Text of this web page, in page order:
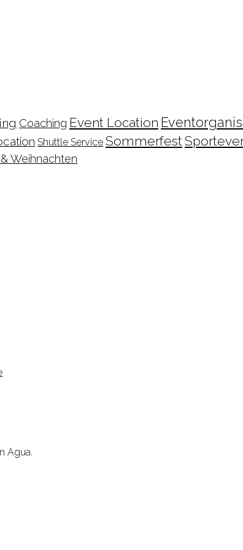
Coaching Event Location
Shuttle Service Sommerfest
Weihnachten
Agua.